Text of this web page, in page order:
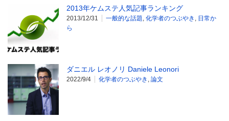
2013年ケムステ人気記事ランキング
2013/12/31 一般的な話題 化学者のつぶやき
日常か
ら
ダニエル レオノリ Daniele Leonori
2022/9/4 化学者のつぶやき 論文